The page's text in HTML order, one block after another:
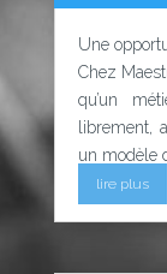
Une
Chez
qu’un
librement,
un modèle
lire plus